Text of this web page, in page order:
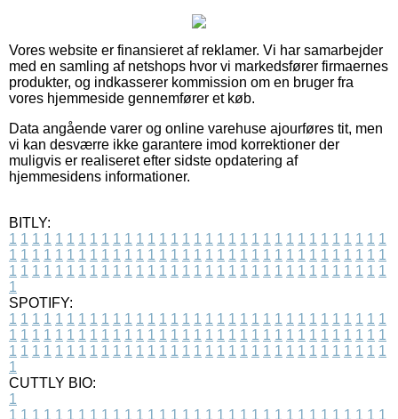
Vores website er finansieret af reklamer. Vi har samarbejder
med en samling af netshops hvor vi markedsfører firmaernes
produkter, og indkasserer kommission om en bruger fra
vores hjemmeside gennemfører et køb.
Data angående varer og online varehuse ajourføres tit, men
vi kan desværre ikke garantere imod korrektioner der
muligvis er realiseret efter sidste opdatering af
hjemmesidens informationer.
BITLY:
1 1 1 1 1 1 1 1 1 1 1 1 1 1 1 1 1 1 1 1 1 1 1 1 1 1 1 1 1 1 1 1 1
1 1 1 1 1 1 1 1 1 1 1 1 1 1 1 1 1 1 1 1 1 1 1 1 1 1 1 1 1 1 1 1 1
1 1 1 1 1 1 1 1 1 1 1 1 1 1 1 1 1 1 1 1 1 1 1 1 1 1 1 1 1 1 1 1 1
1
SPOTIFY:
1 1 1 1 1 1 1 1 1 1 1 1 1 1 1 1 1 1 1 1 1 1 1 1 1 1 1 1 1 1 1 1 1
1 1 1 1 1 1 1 1 1 1 1 1 1 1 1 1 1 1 1 1 1 1 1 1 1 1 1 1 1 1 1 1 1
1 1 1 1 1 1 1 1 1 1 1 1 1 1 1 1 1 1 1 1 1 1 1 1 1 1 1 1 1 1 1 1 1
1
CUTTLY BIO:
1
1 1 1 1 1 1 1 1 1 1 1 1 1 1 1 1 1 1 1 1 1 1 1 1 1 1 1 1 1 1 1 1 1